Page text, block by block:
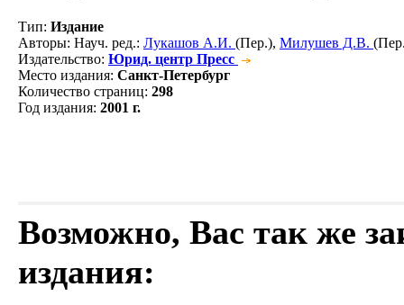
Тип: Издание
Авторы: Науч. ред.: Лукашов А.И. (Пер.), Милушев Д.В.
Издательство: Юрид. центр Пресс
Место издания: Санкт-Петербург
Количество страниц: 298
Год издания: 2001 г.
Возможно, Вас так же
издания: